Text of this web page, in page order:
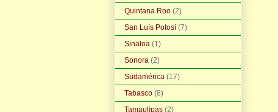
Quintana Roo (2)
San Luís Potosí (7)
Sinaloa (1)
Sonora (2)
Sudamérica (17)
Tabasco (8)
Tamaulipas (2)